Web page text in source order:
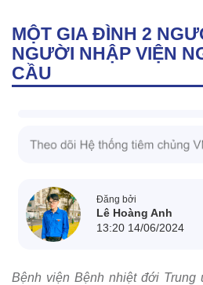
MỘT GIA ĐÌNH 2
NGƯỜI NHẬP VIỆN
CẦU
Đăng bởi
Lê Hoàng Anh
13:20 14/06/2024
Bệnh viện Bệnh nhiệt đới